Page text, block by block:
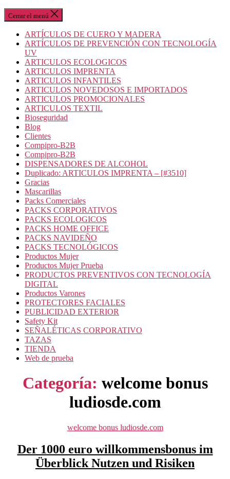
Cerrar el menú
ARTÍCULOS DE CUERO Y MADERA
ARTÍCULOS DE PREVENCIÓN CON TECNOLOGÍA
UV
ARTICULOS ECOLOGICOS
ARTICULOS IMPRENTA
ARTICULOS INFANTILES
ARTICULOS NOVEDOSOS E IMPORTADOS
ARTICULOS PROMOCIONALES
ARTICULOS TEXTIL
Bioseguridad
Blog
Clientes
Compipro-B2B
Compipro-B2B
DISPENSADORES DE ALCOHOL
Duplicado: ARTICULOS IMPRENTA – [#3510]
Gracias
Mascarillas
Packs Comerciales
PACKS CORPORATIVOS
PACKS ECOLOGICOS
PACKS HOME OFFICE
PACKS NAVIDEÑO
PACKS TECNOLÓGICOS
Productos Mujer
Productos Mujer Prueba
PRODUCTOS PREVENTIVOS CON TECNOLOGÍA
DIGITAL
Productos Varones
PROTECTORES FACIALES
PUBLICIDAD EXTERIOR
Safety Kit
SEÑALÉTICAS CORPORATIVO
TAZAS
TIENDA
Web de prueba
Categoría: welcome bonus
ludiosde.com
Categorías
welcome bonus ludiosde.com
Der 1000 euro willkommensbonus im
Überblick Nutzen und Risiken